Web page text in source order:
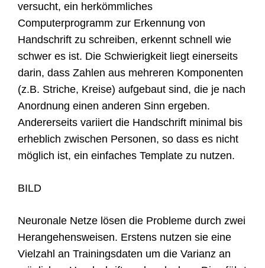
versucht, ein herkömmliches
Computerprogramm zur Erkennung von
Handschrift zu schreiben, erkennt schnell wie
schwer es ist. Die Schwierigkeit liegt einerseits
darin, dass Zahlen aus mehreren Komponenten
(z.B. Striche, Kreise) aufgebaut sind, die je nach
Anordnung einen anderen Sinn ergeben.
Andererseits variiert die Handschrift minimal bis
erheblich zwischen Personen, so dass es nicht
möglich ist, ein einfaches Template zu nutzen.
BILD
Neuronale Netze lösen die Probleme durch zwei
Herangehensweisen. Erstens nutzen sie eine
Vielzahl an Trainingsdaten um die Varianz an